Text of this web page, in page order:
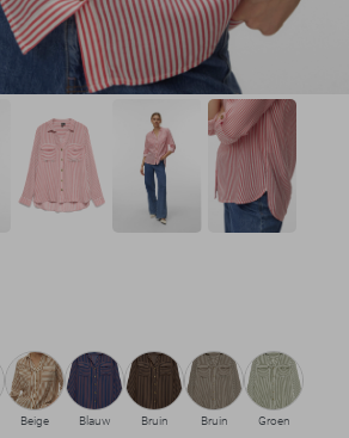
Beige Blauw Bruin Bruin Groen